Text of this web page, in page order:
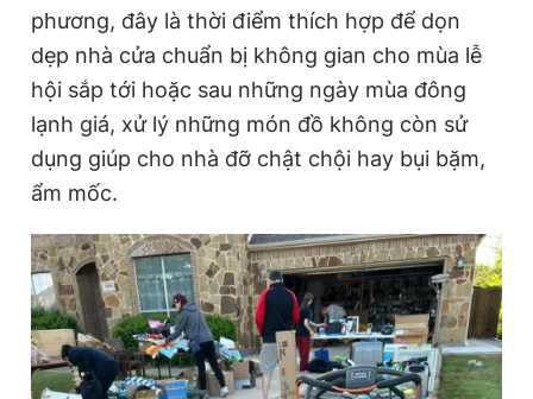
phương, đây là thời điểm thích hợp để dọn
dẹp nhà cửa chuẩn bị không gian cho mùa lễ
hội sắp tới hoặc sau những ngày mùa đông
lạnh giá, xử lý những món đồ không còn sử
dụng giúp cho nhà đỡ chật chội hay bụi bặm,
ẩm mốc.